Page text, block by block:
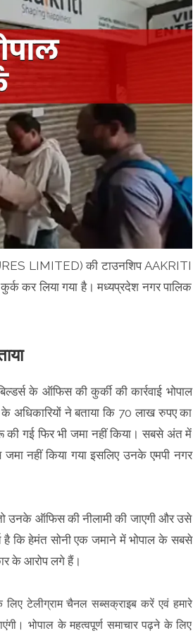
LIMITED) की टाउनशिप AAKRITI
कर लिया गया है। मध्यप्रदेश नगर पालिक
के ऑफिस की कुर्की की कार्रवाई भोपाल
अधिकारियों ने बताया कि 70 लाख रुपए का
की गई फिर भी जमा नहीं किया। सबसे अंत में
जमा नहीं किया गया इसलिए उनके एमपी नगर
तो उनके ऑफिस की नीलामी की जाएगी और उसे
है कि हेमंत सोनी एक जमाने में भोपाल के सबसे
के आरोप लगे हैं।
टेलीग्राम चैनल सब्सक्राइब करें एवं हमारे
भोपाल के महत्वपूर्ण समाचार पढ़ने के लिए